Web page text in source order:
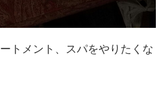
トメント、スパをやりたくな